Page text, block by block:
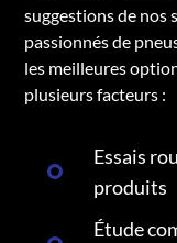
suggestions de nos
passionnés de
les meilleures
plusieurs facteurs :
Essais
produits
Étude